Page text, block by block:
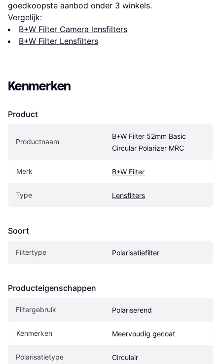
goedkoopste aanbod onder 3 winkels.
Vergelijk:
B+W Filter Camera lensfilters
B+W Filter Lensfilters
Kenmerken
Product
Productnaam
B+W Filter 52mm Basic
Circular Polarizer MRC
Merk B+W Filter
Type Lensfilters
Soort
Filtertype Polarisatiefilter
Producteigenschappen
Filtergebruik Polariserend
Kenmerken Meervoudig gecoat
Polarisatietype Circulair